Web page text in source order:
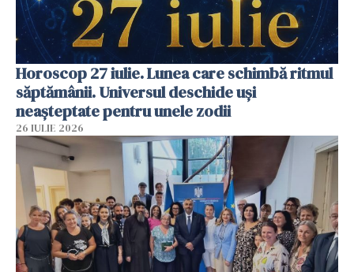
Horoscop 27 iulie. Lunea care schimbă ritmul
săptămânii. Universul deschide uși
neașteptate pentru unele zodii
26 IULIE 2026